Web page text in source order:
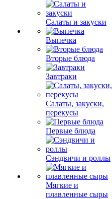
Салаты и закуски
Выпечка
Вторые блюда
Завтраки
Салаты, закуски,
перекусы
Первые блюда
Сэндвичи и роллы
Мягкие и
плавленные сыры